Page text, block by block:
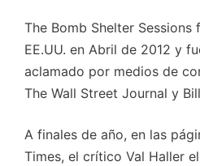
The Bomb Shelter Sessions
EE.UU. en Abril de 2012 y
aclamado por medios de
The Wall Street Journal y
A finales de año, en las
Times, el crítico Val Haller